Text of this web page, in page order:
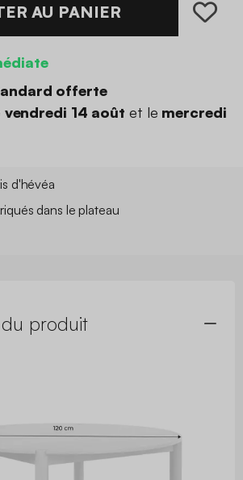
AU PANIER
offerte
vendredi 14 août et le mercredi
d'hévéa
dans le plateau
produit